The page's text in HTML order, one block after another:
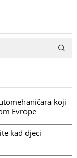
koji
Evrope
kad djeci